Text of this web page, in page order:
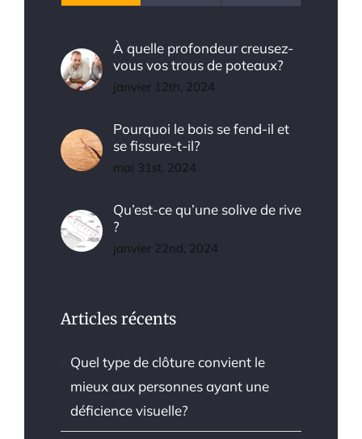
À quelle profondeur creusez-
vous vos trous de poteaux?
janvier 12th, 2024
Pourquoi le bois se fend-il et
se fissure-t-il?
mai 31st, 2024
Qu’est-ce qu’une solive de rive
?
janvier 22nd, 2024
Articles récents
Quel type de clôture convient le
mieux aux personnes ayant une
déficience visuelle?